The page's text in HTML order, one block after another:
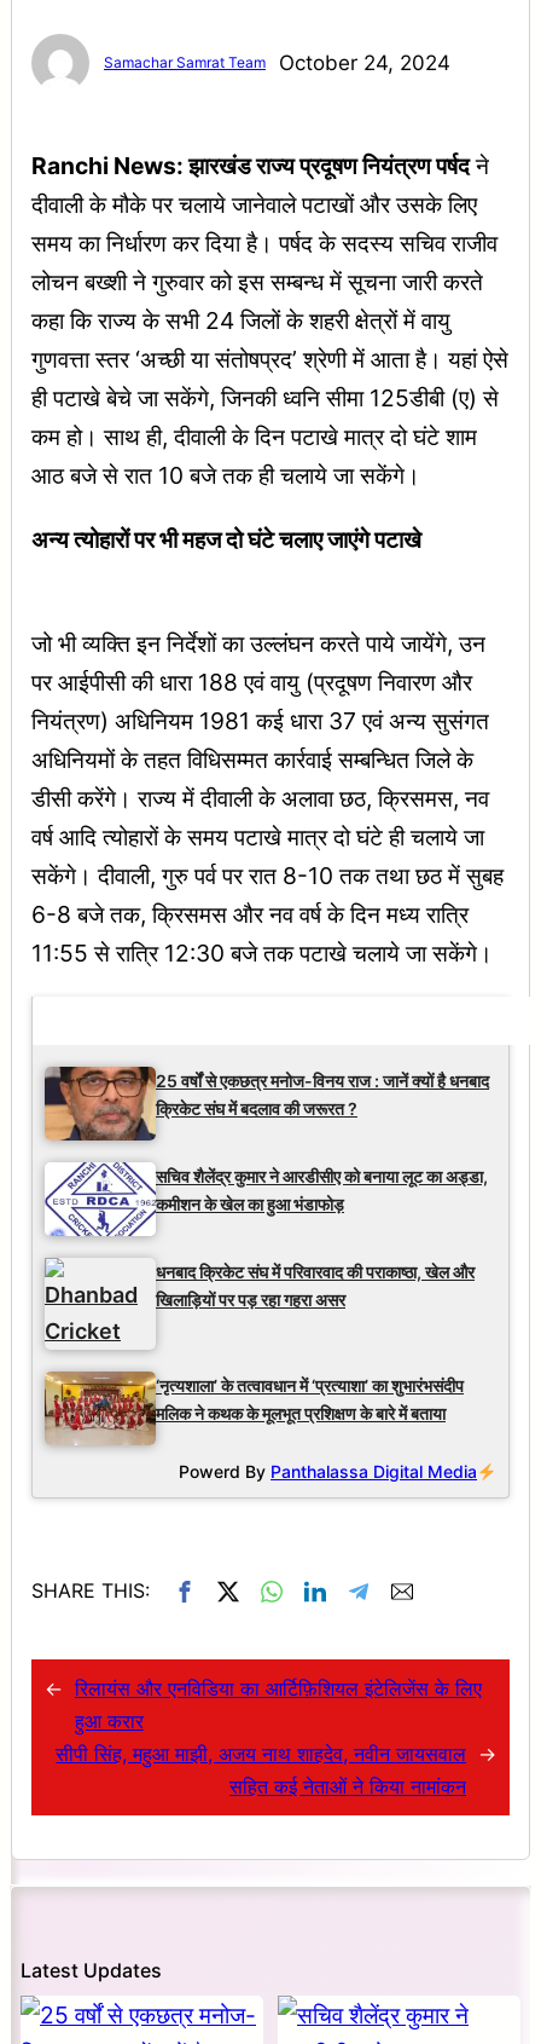
Samachar Samrat Team October 24, 2024
Ranchi News: झारखंड राज्य प्रदूषण नियंत्रण पर्षदने
दीवाली के मौके पर चलाये जानेवाले पटाखों और उसके लिए
समय का निर्धारण कर दिया है। पर्षद के सदस्य सचिव राजीव
लोचन बख्शी ने गुरुवार को इस सम्बन्ध में सूचना जारी करते
कहा कि राज्य के सभी 24 जिलों के शहरी क्षेत्रों में वायु
गुणवत्ता स्तर ‘अच्छी या संतोषप्रद’ श्रेणी में आता है। यहां ऐसे
ही पटाखे बेचे जा सकेंगे, जिनकी ध्वनि सीमा 125डीबी (ए) से
कम हो। साथ ही, दीवाली के दिन पटाखे मात्र दो घंटे शाम
आठ बजे से रात 10 बजे तक ही चलाये जा सकेंगे।
अन्य त्योहारों पर भी महज दो घंटे चलाए जाएंगे पटाखे
जो भी व्यक्ति इन निर्देशों का उल्लंघन करते पाये जायेंगे, उन
पर आईपीसी की धारा 188 एवं वायु (प्रदूषण निवारण और
नियंत्रण) अधिनियम 1981 कई धारा 37 एवं अन्य सुसंगत
अधिनियमों के तहत विधिसम्मत कार्रवाई सम्बन्धित जिले के
डीसी करेंगे। राज्य में दीवाली के अलावा छठ, क्रिसमस, नव
वर्ष आदि त्योहारों के समय पटाखे मात्र दो घंटे ही चलाये जा
सकेंगे। दीवाली, गुरु पर्व पर रात 8-10 तक तथा छठ में सुबह
6-8 बजे तक, क्रिसमस और नव वर्ष के दिन मध्य रात्रि
11:55 से रात्रि 12:30 बजे तक पटाखे चलाये जा सकेंगे।
25 वर्षों से एकछत्र मनोज-विनय राज : जानें क्यों है धनबाद
क्रिकेट संघ में बदलाव की जरूरत ?
सचिव शैलेंद्र कुमार ने आरडीसीए को बनाया लूट का अड्डा,
कमीशन के खेल का हुआ भंडाफोड़
धनबाद क्रिकेट संघ में परिवारवाद की पराकाष्ठा, खेल और
खिलाड़ियों पर पड़ रहा गहरा असर
‘नृत्यशाला’ के तत्वावधान में ‘प्रत्याशा’ का शुभारंभसंदीप
मलिक ने कथक के मूलभूत प्रशिक्षण के बारे में बताया
Powerd By Panthalassa Digital Media
SHARE THIS:
← रिलायंस और एनविडिया का आर्टिफ़िशियल इंटेलिजेंस के लिए
हुआ करार
सीपी सिंह, महुआ माझी, अजय नाथ शाहदेव, नवीन जायसवाल
सहित कई नेताओं ने किया नामांकन
→
Latest Updates